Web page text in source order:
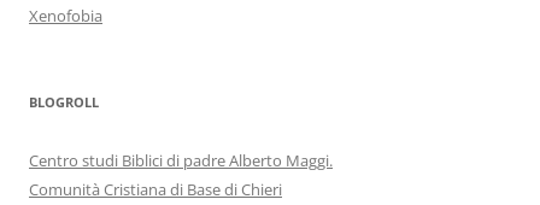
Xenofobia
BLOGROLL
Centro studi Biblici di padre Alberto Maggi.
Comunità Cristiana di Base di Chieri